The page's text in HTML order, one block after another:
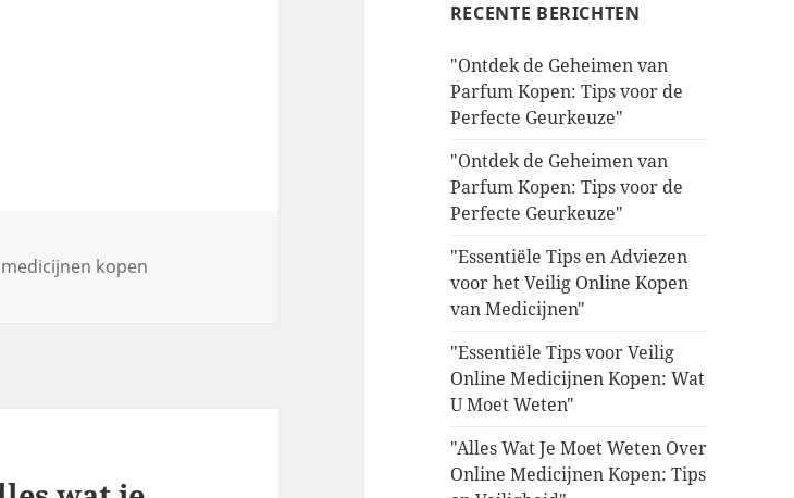
RECENTE BERICHTEN
"Ontdek de Geheimen van
Parfum Kopen: Tips voor de
Perfecte Geurkeuze"
"Ontdek de Geheimen van
Parfum Kopen: Tips voor de
Perfecte Geurkeuze"
"Essentiële Tips en Adviezen
voor het Veilig Online Kopen
van Medicijnen"
"Essentiële Tips voor Veilig
Online Medicijnen Kopen: Wat
U Moet Weten"
"Alles Wat Je Moet Weten Over
Online Medicijnen Kopen: Tips
medicijnen kopen